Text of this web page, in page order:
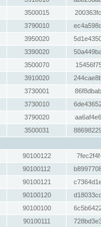
3500015
3790010
3950020
3390020
3500070
3910020
3730001
3730010
3790020
3500031
90100122
90100112
90100121
90100120
90100100
90100111